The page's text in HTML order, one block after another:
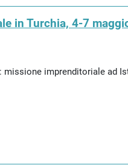
in Turchia, 4-7
missione imprenditoriale ad